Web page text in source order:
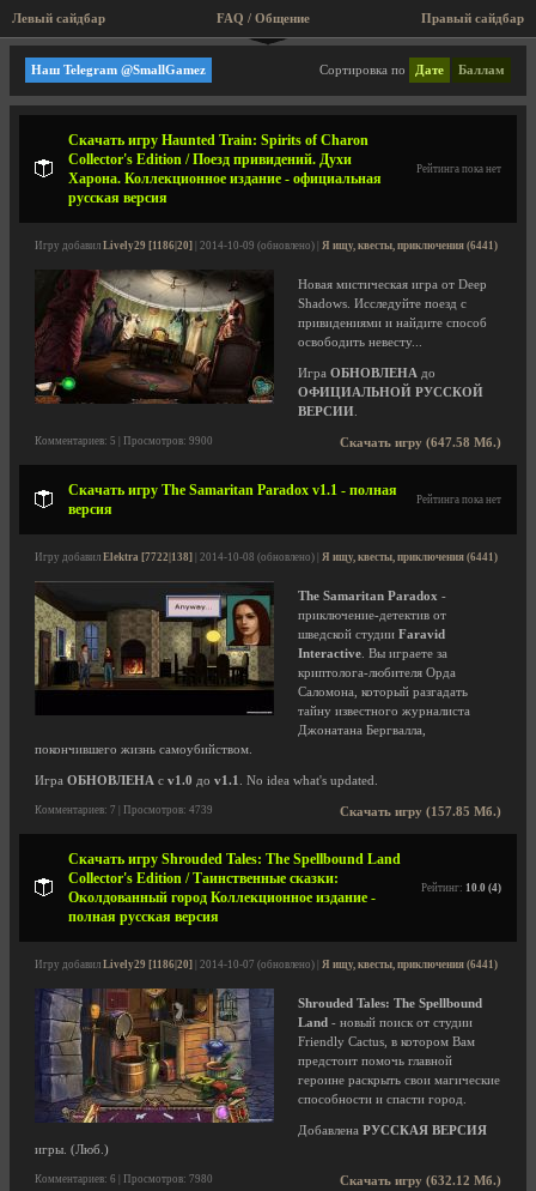
Левый сайдбар FAQ / Общение
Я ищу, квесты, приключения
Сортировка по Дате Баллам
Наш Telegram @SmallGamez
Скачать игру Haunted Train: Spirits of Charon
Collector's Edition / Поезд привидений. Духи
Харона. Коллекционное издание - официальная
русская версия
Рейтинга пока нет
Игру добавил Lively29 [1186|20] | 2014-10-09 (обновлено) | Я ищу, квесты, приключения (6441)
Новая мистическая игра от Deep
Shadows. Исследуйте поезд с
привидениями и найдите способ
освободить невесту...
Игра ОБНОВЛЕНА до
ОФИЦИАЛЬНОЙ РУССКОЙ
ВЕРСИИ
Скачать игру (647.58 Мб.)
Комментариев: 5 | Просмотров: 9900
Скачать игру The Samaritan Paradox v1.1 - полная
версия
Рейтинга пока нет
Игру добавил Elektra [7722|138] | 2014-10-08 (обновлено) | Я ищу, квесты, приключения (6441)
The Samaritan Paradox -
приключение-детектив от
шведской студии Faravid
Interactive . Вы играете за
криптолога-любителя Орда
Саломона, который разгадать
тайну известного журналиста
Джонатана Бергвалла,
покончившего жизнь самоубийством.
Игра ОБНОВЛЕНА с v1.0 до v1.1 . No idea what's updated.
Скачать игру (157.85 Мб.)
Комментариев: 7 | Просмотров: 4739
Скачать игру Shrouded Tales: The Spellbound Land
Collector's Edition / Таинственные сказки:
Околдованный город Коллекционное издание -
полная русская версия
Рейтинг: 10.0 (4)
Игру добавил Lively29 [1186|20] | 2014-10-07 (обновлено) | Я ищу, квесты, приключения (6441)
Shrouded Tales: The Spellbound
Land - новый поиск от студии
Friendly Cactus, в котором Вам
предстоит помочь главной
героине раскрыть свои магические
способности и спасти город.
Добавлена РУССКАЯ ВЕРСИЯ
игры. (Люб.)
Скачать игру (632.12 Мб.)
Комментариев: 6 | Просмотров: 7980